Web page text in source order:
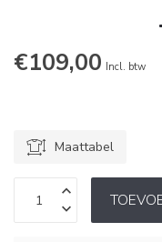
€109,00 Incl. btw
Maattabel